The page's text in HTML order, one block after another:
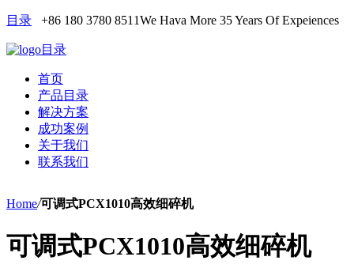
目录 +86 180 3780 8511We Hava More 35 Years Of Expeiences
目录
首页
产品目录
解决方案
成功案例
关于我们
联系我们
Home/可调式PCX1010高效细碎机
可调式PCX1010高效细碎机